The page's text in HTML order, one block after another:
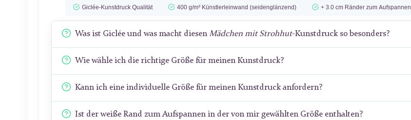
Giclée-Kunstdruck Qualität 400 g/m² Künstlerleinwand (seidenglänzend) + 3.0 cm Ränder zum Aufspannen
Was ist Giclée und was macht diesen Mädchen mit Strohhut-Kunstdruck so besonders?
Wie wähle ich die richtige Größe für meinen Kunstdruck?
Kann ich eine individuelle Größe für meinen Kunstdruck anfordern?
Ist der weiße Rand zum Aufspannen in der von mir gewählten Größe enthalten?